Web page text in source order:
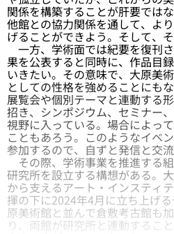
関係を構築することが肝要では
他館との協力関係を通して、よ
げることができよう。そして、
一方、学術面では紀要を復刊
果を公表すると同時に、作品目
いきたい。その意味で、大原美
としての性格を強めることにも
展覧会や個別テーマと連動する
招き、シンポジウム、セミナー
視野に入っている。場合によっ
こともあろう。このようなイベ
参加するので、自ずと発信と交
その際、学術事業を推進する
研究所を設立する構想がある。
から支えるアート・インスティ
揮の下に2024年4月に立ち上げ
原美術館と並んで倉敷考古館も
り、両館が研究所と連動するこ